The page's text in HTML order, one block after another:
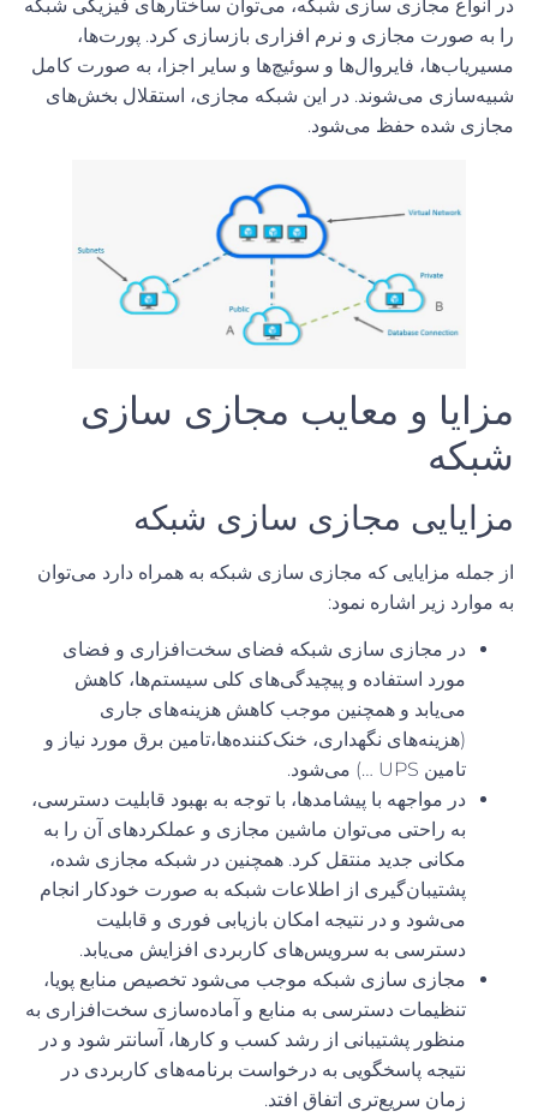
در انواع مجازی سازی شبکه، می‌توان ساختارهای فیزیکی شبکه
را به صورت مجازی و نرم افزاری بازسازی کرد. پورت‌ها،
مسیریاب‌ها، فایروال‌ها و سوئیچ‌ها و سایر اجزا، به صورت کامل
شبیه‌سازی می‌شوند. در این شبکه مجازی، استقلال بخش‌های
مجازی شده حفظ می‌شود.
مزایا و معایب مجازی سازی
شبکه
مزایایی مجازی سازی شبکه
از جمله مزایایی که مجازی سازی شبکه به همراه دارد می‌توان
به موارد زیر اشاره نمود:
در مجازی سازی شبکه فضای سخت‌افزاری و فضای
مورد استفاده و پیچیدگی‌های کلی سیستم‌ها، کاهش
می‌یابد و همچنین موجب کاهش هزینه‌های جاری
(هزینه‌های نگهداری، خنک‌کننده‌ها،تامین برق مورد نیاز و
تامین UPS …) می‌شود.
در مواجهه با پیشامدها، با توجه به بهبود قابلیت دسترسی،
به راحتی می‌توان ماشین مجازی و عملکردهای آن را به
مکانی جدید منتقل کرد. همچنین در شبکه مجازی شده،
پشتیبان‌گیری از اطلاعات شبکه به صورت خودکار انجام
می‌شود و در نتیجه امکان بازیابی فوری و قابلیت
دسترسی به سرویس‌های کاربردی افزایش می‌یابد.
مجازی سازی شبکه موجب می‌شود تخصیص منابع پویا،
تنظیمات دسترسی به منابع و آماده‌سازی سخت‌افزاری به
منظور پشتیبانی از رشد کسب و کارها، آسانتر شود و در
نتیجه پاسخگویی به درخواست برنامه‌های کاربردی در
زمان سریع‌تری اتفاق افتد.